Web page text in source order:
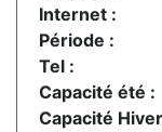
Internet :
Période :
Tel :
Capacité été :
Capacité